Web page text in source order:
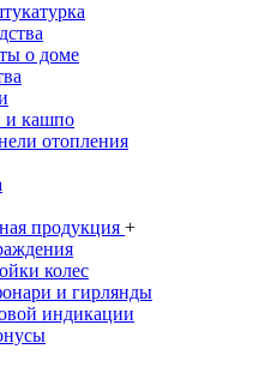
о доме
и кашпо
отопления
продукция +
колес
и гирлянды
индикации